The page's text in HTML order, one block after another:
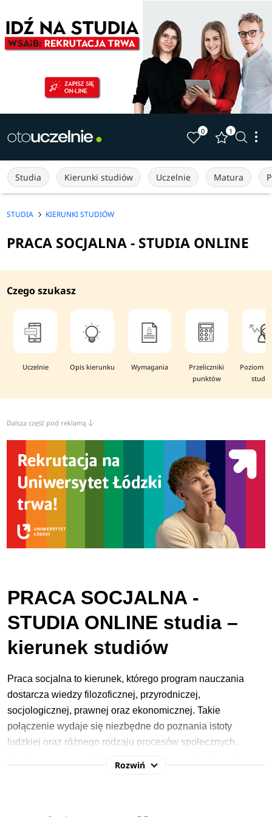
0 1
Studia Kierunki studiów Uczelnie Matura
STUDIA KIERUNKI STUDIÓW
PRACA SOCJALNA - STUDIA ONLINE
Czego szukasz
Uczelnie Opis kierunku Wymagania
Przeliczniki
punktów
Poziom i
Dalsza część pod reklamą
PRACA SOCJALNA -
STUDIA ONLINE studia –
kierunek studiów
Praca socjalna to kierunek, którego program nauczania
dostarcza wiedzy filozoficznej, przyrodniczej,
socjologicznej, prawnej oraz ekonomicznej. Takie
połączenie wydaje się niezbędne do poznania istoty
ludzkiej oraz różnego rodzaju procesów społecznych.
Rozwiń